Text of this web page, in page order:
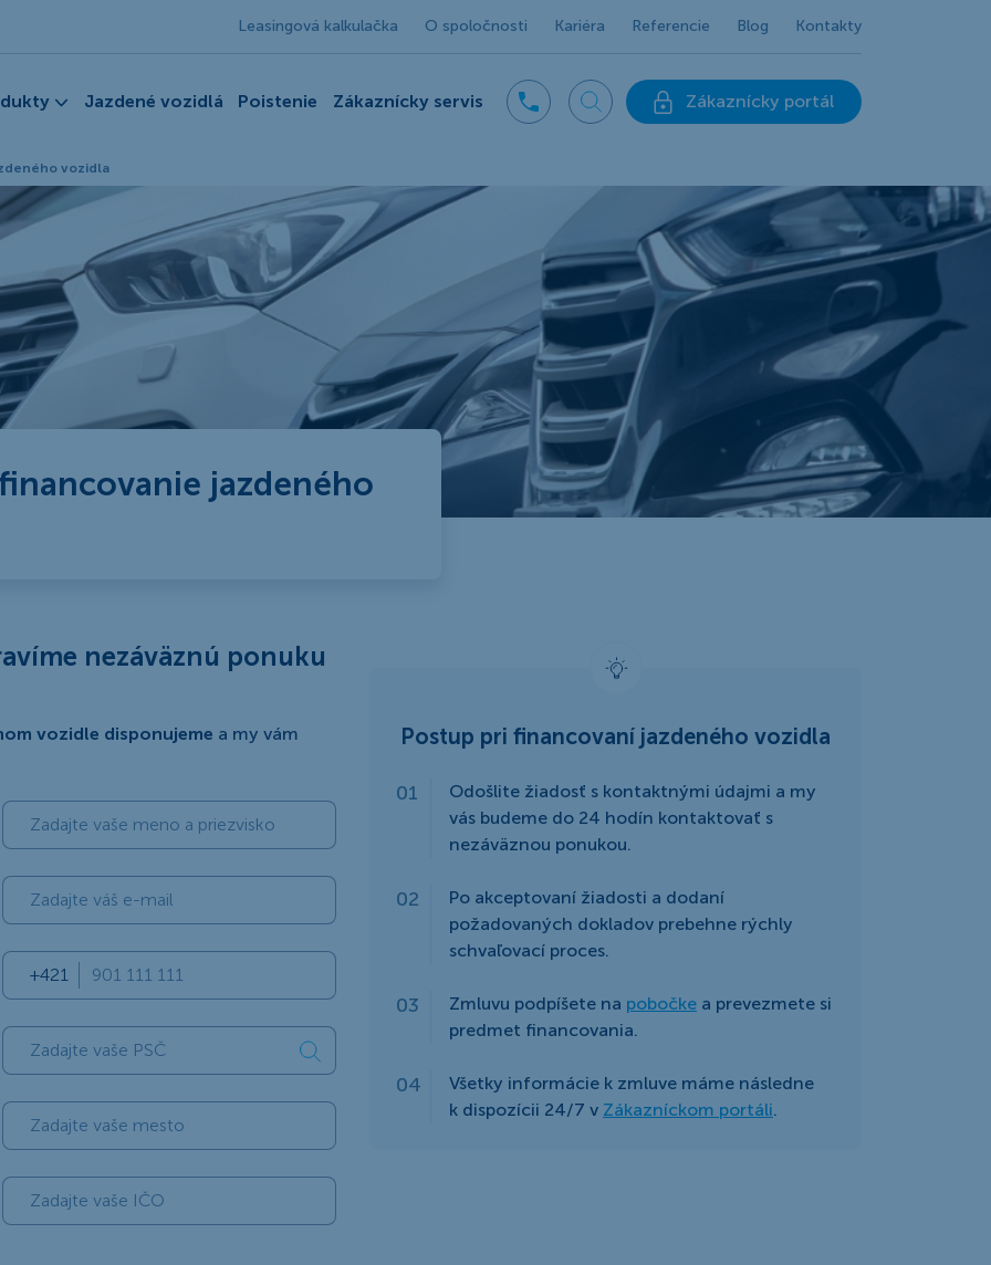
Jazdené vozidlá Poistenie Zákaznícky servis Zákaznícky portál
Leasingová kalkulačka O spoločnosti Kariéra Referencie Blog Kontakty
vozidla
jazdeného
nezáväznú ponuku
vozidle disponujeme a my vám
Postup pri financovaní jazdeného vozidla
Odošlite žiadosť s kontaktnými údajmi a my
vás budeme do 24 hodín kontaktovať s
nezáväznou ponukou.
Po akceptovaní žiadosti a dodaní
požadovaných dokladov prebehne rýchly
schvaľovací proces.
Zmluvu podpíšete na pobočke a prevezmete si
predmet financovania.
Všetky informácie k zmluve máme následne
k dispozícii 24/7 v Zákazníckom portáli.